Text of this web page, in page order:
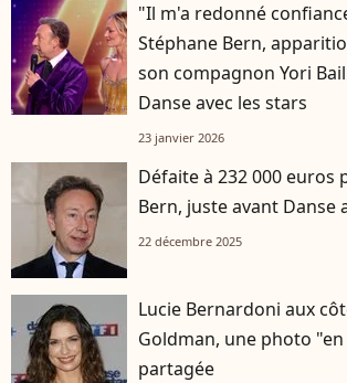
"Il m'a redonné
Stéphane Bern,
son compagnon Yori
Danse avec les stars
23 janvier 2026
Défaite à 232 000 euros
Bern, juste avant Danse
22 décembre 2025
Lucie Bernardoni aux
Goldman, une photo
partagée